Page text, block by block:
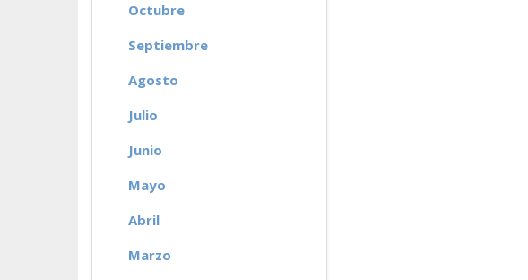
Octubre
Septiembre
Agosto
Julio
Junio
Mayo
Abril
Marzo